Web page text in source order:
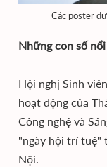
Các poster
Những con số
Hội nghị Sinh
hoạt động của
Công nghệ và
"ngày hội trí tuệ"
Nội.